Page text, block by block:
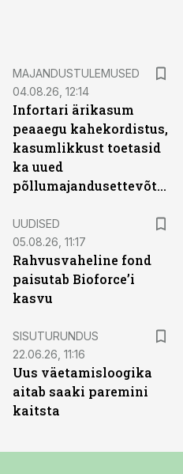
MAJANDUSTULEMUSED
04.08.26, 12:14
Infortari ärikasum
peaaegu kahekordistus,
kasumlikkust toetasid
ka uued
põllumajandusettevõtted
UUDISED
05.08.26, 11:17
Rahvusvaheline fond
paisutab Bioforce’i
kasvu
SISUTURUNDUS
22.06.26, 11:16
Uus väetamisloogika
aitab saaki paremini
kaitsta